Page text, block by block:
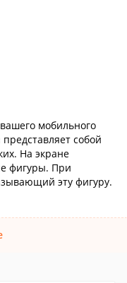
мобильного
собой
На экране
фигуры. При
эту фигуру.